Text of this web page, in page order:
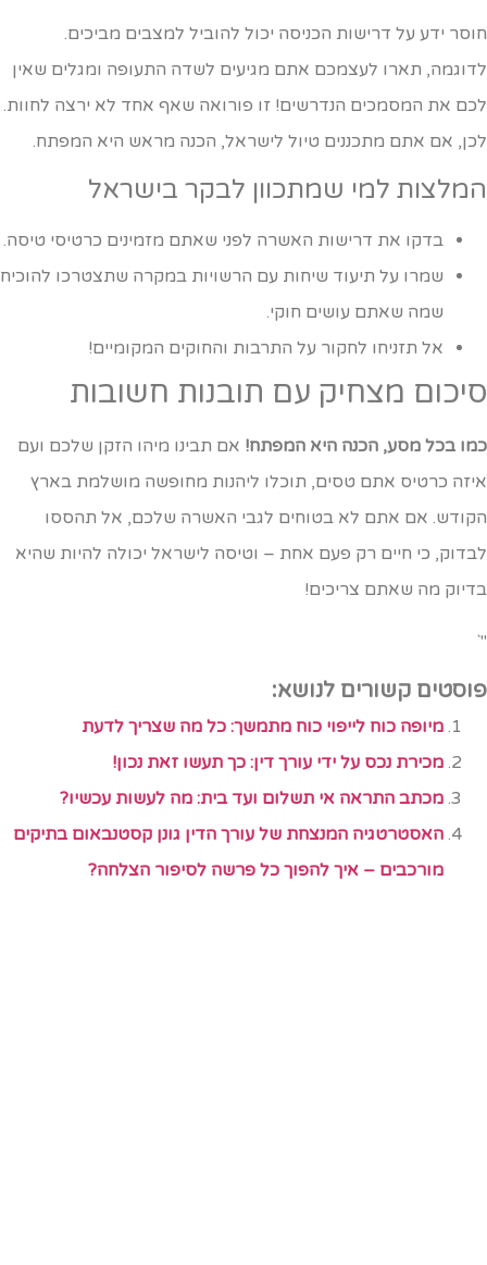
ידע על דרישות הכניסה יכול להוביל למצבים מביכים.
תארו לעצמכם אתם מגיעים לשדה התעופה ומגלים שאין
את המסמכים הנדרשים! זו פורואה שאף אחד לא ירצה לחוות.
אם אתם מתכננים טיול לישראל, הכנה מראש היא המפתח.
למי שמתכוון לבקר בישראל
בדקו את דרישות האשרה לפני שאתם מזמינים כרטיסי טיסה.
שמרו על תיעוד שיחות עם הרשויות במקרה שתצטרכו להוכיח
שמה שאתם עושים חוקי.
אל תזניחו לחקור על התרבות והחוקים המקומיים!
מצחיק עם תובנות חשובות
בכל מסע, הכנה היא המפתח!אם תבינו מיהו הזקן שלכם ועם
כרטיס אתם טסים, תוכלו ליהנות מחופשה מושלמת בארץ
אם אתם לא בטוחים לגבי האשרה שלכם, אל תהססו
כי חיים רק פעם אחת – וטיסה לישראל יכולה להיות שהיא
מה שאתם צריכים!
קשורים לנושא:
מיופה כוח לייפוי כוח מתמשך: כל מה שצריך לדעת
מכירת נכס על ידי עורך דין: כך תעשו זאת נכון!
מכתב התראה אי תשלום ועד בית: מה לעשות עכשיו?
האסטרטגיה המנצחת של עורך הדין גונן קסטנבאום בתיקים
מורכבים – איך להפוך כל פרשה לסיפור הצלחה?